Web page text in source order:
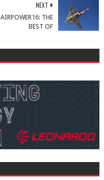
NEXT
AIRPOWER16: THE
BEST OF